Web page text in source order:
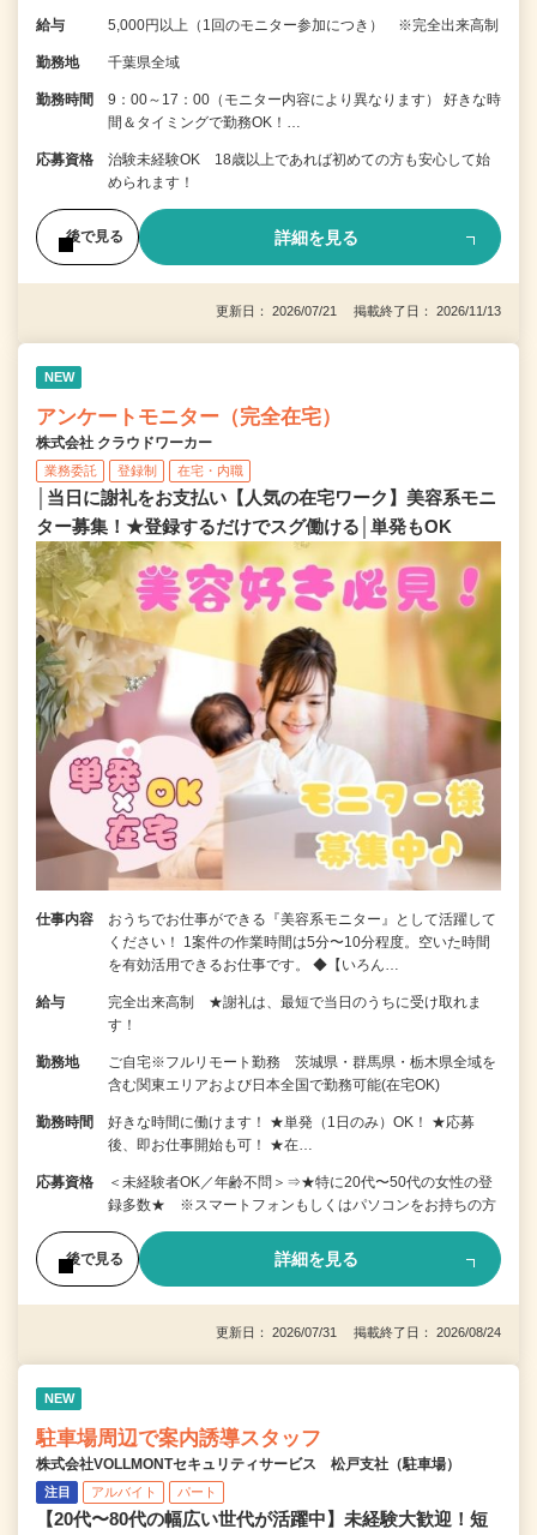
給与 5,000円以上（1回のモニター参加につき） ※完全出来高制
勤務地 千葉県全域
勤務時間
9：00～17：00（モニター内容により異なります） 好きな時
間＆タイミングで勤務OK！…
応募資格
治験未経験OK 18歳以上であれば初めての方も安心して始
められます！
後で見る 詳細を見る
更新日： 2026/07/21 掲載終了日： 2026/11/13
NEW
アンケートモニター（完全在宅）
株式会社 クラウドワーカー
業務委託 登録制 在宅・内職
│当日に謝礼をお支払い【人気の在宅ワーク】美容系モニ
ター募集！★登録するだけでスグ働ける│単発もOK
仕事内容
おうちでお仕事ができる『美容系モニター』として活躍して
ください！ 1案件の作業時間は5分〜10分程度。空いた時間
を有効活用できるお仕事です。 ◆【いろん…
給与
完全出来高制 ★謝礼は、最短で当日のうちに受け取れま
す！
勤務地
ご自宅※フルリモート勤務 茨城県・群馬県・栃木県全域を
含む関東エリアおよび日本全国で勤務可能(在宅OK)
勤務時間
好きな時間に働けます！ ★単発（1日のみ）OK！ ★応募
後、即お仕事開始も可！ ★在…
応募資格
＜未経験者OK／年齢不問＞⇒★特に20代〜50代の女性の登
録多数★ ※スマートフォンもしくはパソコンをお持ちの方
後で見る 詳細を見る
更新日： 2026/07/31 掲載終了日： 2026/08/24
NEW
駐車場周辺で案内誘導スタッフ
株式会社VOLLMONTセキュリティサービス 松戸支社（駐車場）
注目 アルバイト パート
【20代〜80代の幅広い世代が活躍中】未経験大歓迎！短